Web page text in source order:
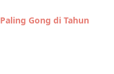
Gong di Tahun